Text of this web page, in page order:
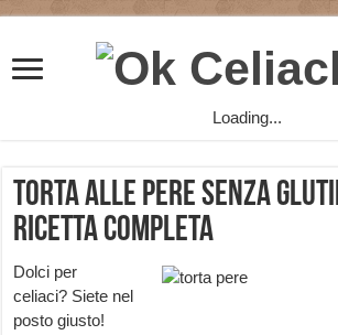
Loading...
Torta alle pere senza
ricetta completa
Dolci per
celiaci? Siete nel
posto giusto!